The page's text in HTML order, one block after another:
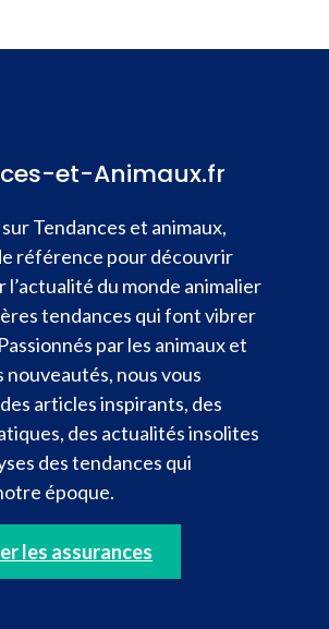
et-Animaux.fr
Tendances et animaux,
référence pour découvrir
l’actualité du monde animalier
tendances qui font vibrer
par les animaux et
nouveautés, nous vous
articles inspirants, des
des actualités insolites
des tendances qui
époque.
les assurances